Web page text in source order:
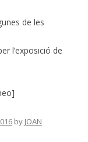
de les
l’exposició de
by JOAN